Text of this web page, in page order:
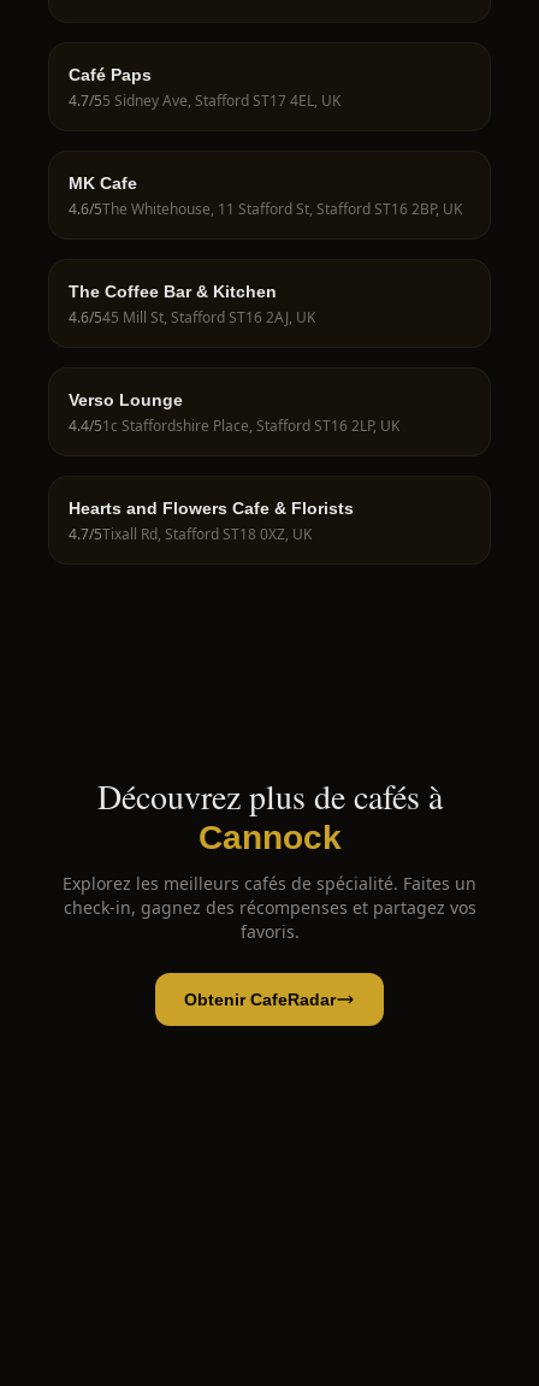
Café Paps
4.7/55 Sidney Ave, Stafford ST17 4EL, UK
MK Cafe
4.6/5The Whitehouse, 11 Stafford St, Stafford ST16 2BP, UK
The Coffee Bar & Kitchen
4.6/545 Mill St, Stafford ST16 2AJ, UK
Verso Lounge
4.4/51c Staffordshire Place, Stafford ST16 2LP, UK
Hearts and Flowers Cafe & Florists
4.7/5Tixall Rd, Stafford ST18 0XZ, UK
Découvrez plus de cafés à
Cannock
Explorez les meilleurs cafés de spécialité. Faites un
check-in, gagnez des récompenses et partagez vos
favoris.
Obtenir CafeRadar